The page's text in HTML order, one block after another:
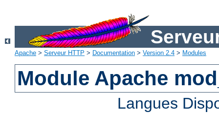
Apache > Serveur HTTP > Documentation > Version 2.4 > Modules
Module Apache
Langues